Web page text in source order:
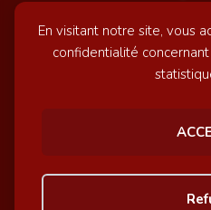
En visitant notre site, vous
confidentialité
Mentions
© GazetteSports - 2026 | Site